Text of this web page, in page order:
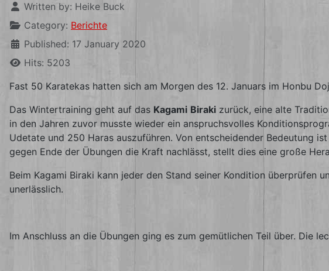
Written by: Heike Buck
Category: Berichte
Published: 17 January 2020
Hits: 5203
Fast 50 Karatekas hatten sich am Morgen des 12. Januars im Honbu
Das Wintertraining geht auf das Kagami Biraki zurück, eine alte
in den Jahren zuvor musste wieder ein anspruchsvolles
Udetate und 250 Haras auszuführen. Von entscheidender Bedeutung
gegen Ende der Übungen die Kraft nachlässt, stellt dies eine große
Beim Kagami Biraki kann jeder den Stand seiner Kondition überprüfen
unerlässlich.
Im Anschluss an die Übungen ging es zum gemütlichen Teil über. Die